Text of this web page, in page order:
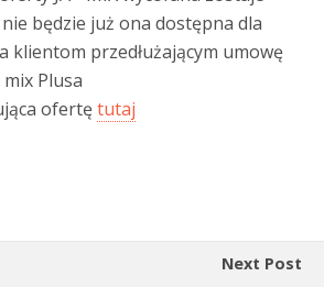
będzie już ona dostępna dla
klientom przedłużającym umowę
Plusa
ofertętutaj
Next Post